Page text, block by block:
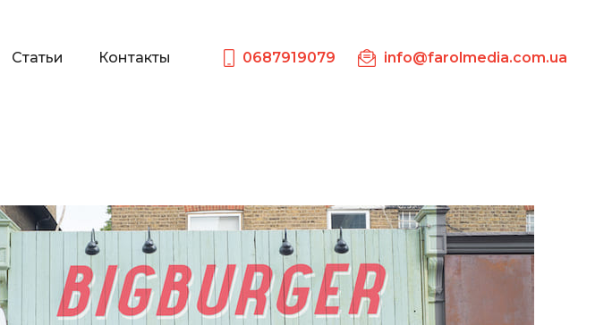
Статьи Контакты 0687919079 info@farolmedia.com.ua